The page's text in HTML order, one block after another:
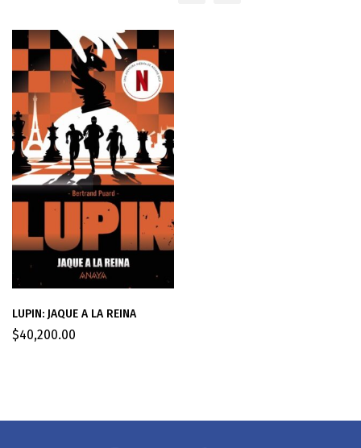
LUPIN: JAQUE A LA REINA
$40,200.00